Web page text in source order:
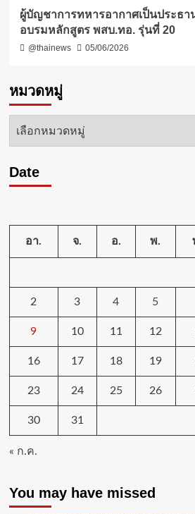
ผู้บัญชาการทหารอากาศเป็นประธา
อบรมหลักสูตร พสบ.ทอ. รุ่นที่ 20
@thainews 05/06/2026
หมวดหมู่
หมวด
Date
อา. จ. อ. พ.
2 3 4 5
9 10 11 12
16 17 18 19
23 24 25 26
30 31
« ก.ค.
You may have missed